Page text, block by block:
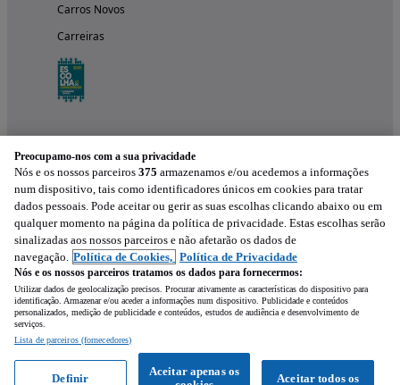
Carros Novos
Carreiras
Experimenta a aplicação
Preocupamo-nos com a sua privacidade
Nós e os nossos parceiros 375 armazenamos e/ou acedemos a informações
num dispositivo, tais como identificadores únicos em cookies para tratar
dados pessoais. Pode aceitar ou gerir as suas escolhas clicando abaixo ou em
qualquer momento na página da política de privacidade. Estas escolhas serão
sinalizadas aos nossos parceiros e não afetarão os dados de
navegação. Política de Cookies, Política de Privacidade
Nós e os nossos parceiros tratamos os dados para fornecermos:
Utilizar dados de geolocalização precisos. Procurar ativamente as características do dispositivo para
identificação. Armazenar e/ou aceder a informações num dispositivo. Publicidade e conteúdos
personalizados, medição de publicidade e conteúdos, estudos de audiência e desenvolvimento de
serviços.
Lista de parceiros (fornecedores)
Aceitar todos os
Aceitar apenas os
Definir